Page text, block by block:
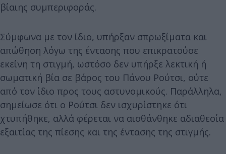
βίαιης συμπεριφοράς.
Σύμφωνα με τον ίδιο, υπήρξαν σπρωξίματα και
απώθηση λόγω της έντασης που επικρατούσε
εκείνη τη στιγμή, ωστόσο δεν υπήρξε λεκτική ή
σωματική βία σε βάρος του Πάνου Ρούτσι, ούτε
από τον ίδιο προς τους αστυνομικούς. Παράλληλα,
σημείωσε ότι ο Ρούτσι δεν ισχυρίστηκε ότι
χτυπήθηκε, αλλά φέρεται να αισθάνθηκε αδιαθεσία
εξαιτίας της πίεσης και της έντασης της στιγμής.